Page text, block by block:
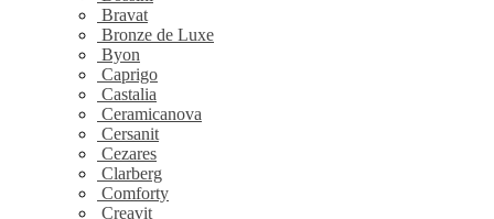
Bravat
Bronze de Luxe
Byon
Caprigo
Castalia
Ceramicanova
Cersanit
Cezares
Clarberg
Comforty
Creavit